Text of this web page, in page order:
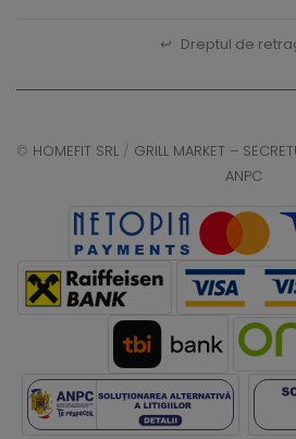
↩ Dreptul de
© HOMEFIT SRL / GRILL MARKET –
ANPC